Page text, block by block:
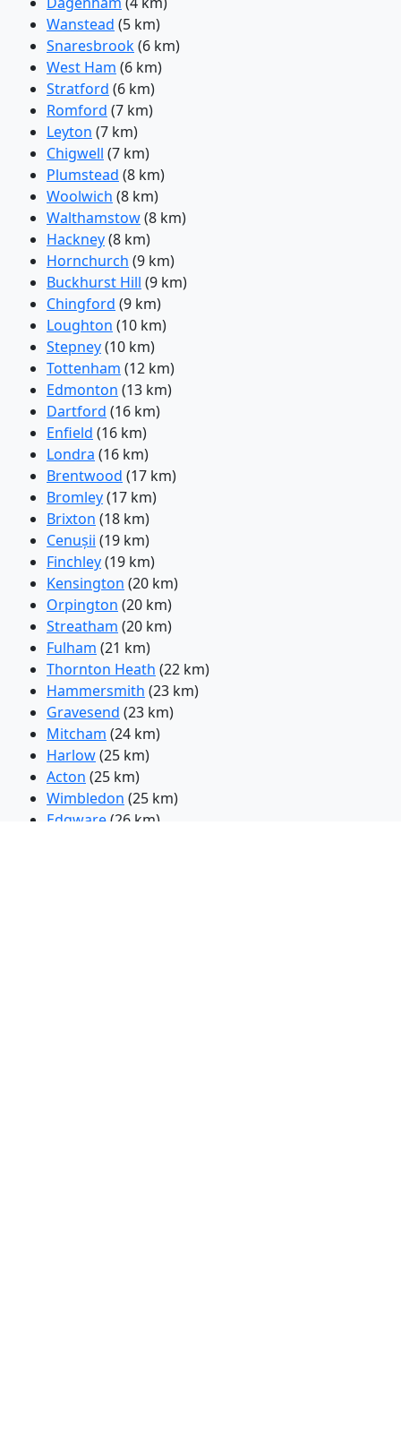
Wanstead (5 km)
Snaresbrook(6 km)
West Ham (6 km)
Stratford (6 km)
Romford (7 km)
Leyton (7 km)
Chigwell (7 km)
Plumstead (8 km)
Woolwich (8 km)
Walthamstow(8 km)
Hackney(8 km)
Hornchurch (9 km)
Buckhurst Hill (9 km)
Chingford (9 km)
Loughton (10 km)
Stepney(10 km)
Tottenham (12 km)
Edmonton (13 km)
Dartford (16 km)
Enfield (16 km)
Londra (16 km)
Brentwood (17 km)
Bromley(17 km)
Brixton (18 km)
Cenușii (19 km)
Finchley(19 km)
Kensington (20 km)
Orpington (20 km)
Streatham (20 km)
Fulham (21 km)
Thornton Heath (22 km)
Hammersmith (23 km)
Gravesend (23 km)
Mitcham (24 km)
Harlow(25 km)
Acton (25 km)
Wimbledon (25 km)
Edgware(26 km)